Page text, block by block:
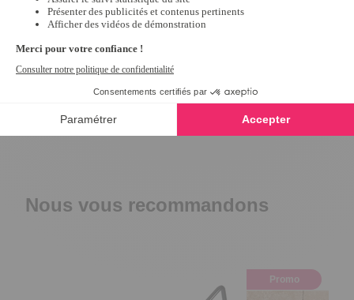
Céline.
Nous vous recommandons
Promo